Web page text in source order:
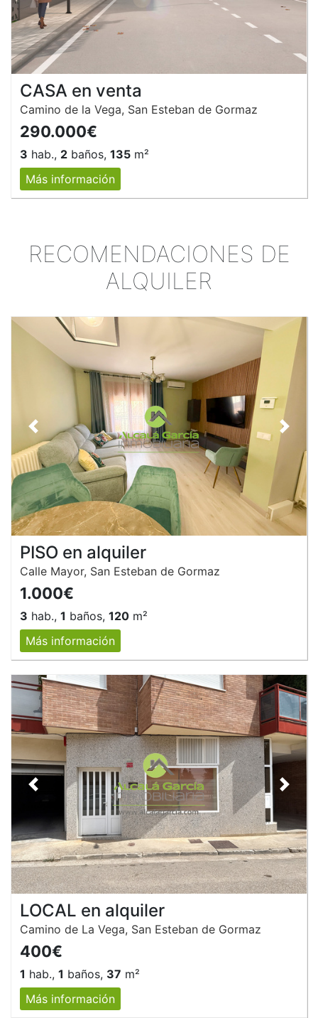
CASA en venta
Camino de la Vega, San Esteban de Gormaz
290.000€
3 hab., 2 baños, 135 m²
Más información
RECOMENDACIONES DE
ALQUILER
Anterior
PISO en alquiler
Calle Mayor, San Esteban de Gormaz
1.000€
3 hab., 1 baños, 120 m²
Más información
Anterior
LOCAL en alquiler
Camino de La Vega, San Esteban de Gormaz
400€
1 hab., 1 baños, 37 m²
Más información